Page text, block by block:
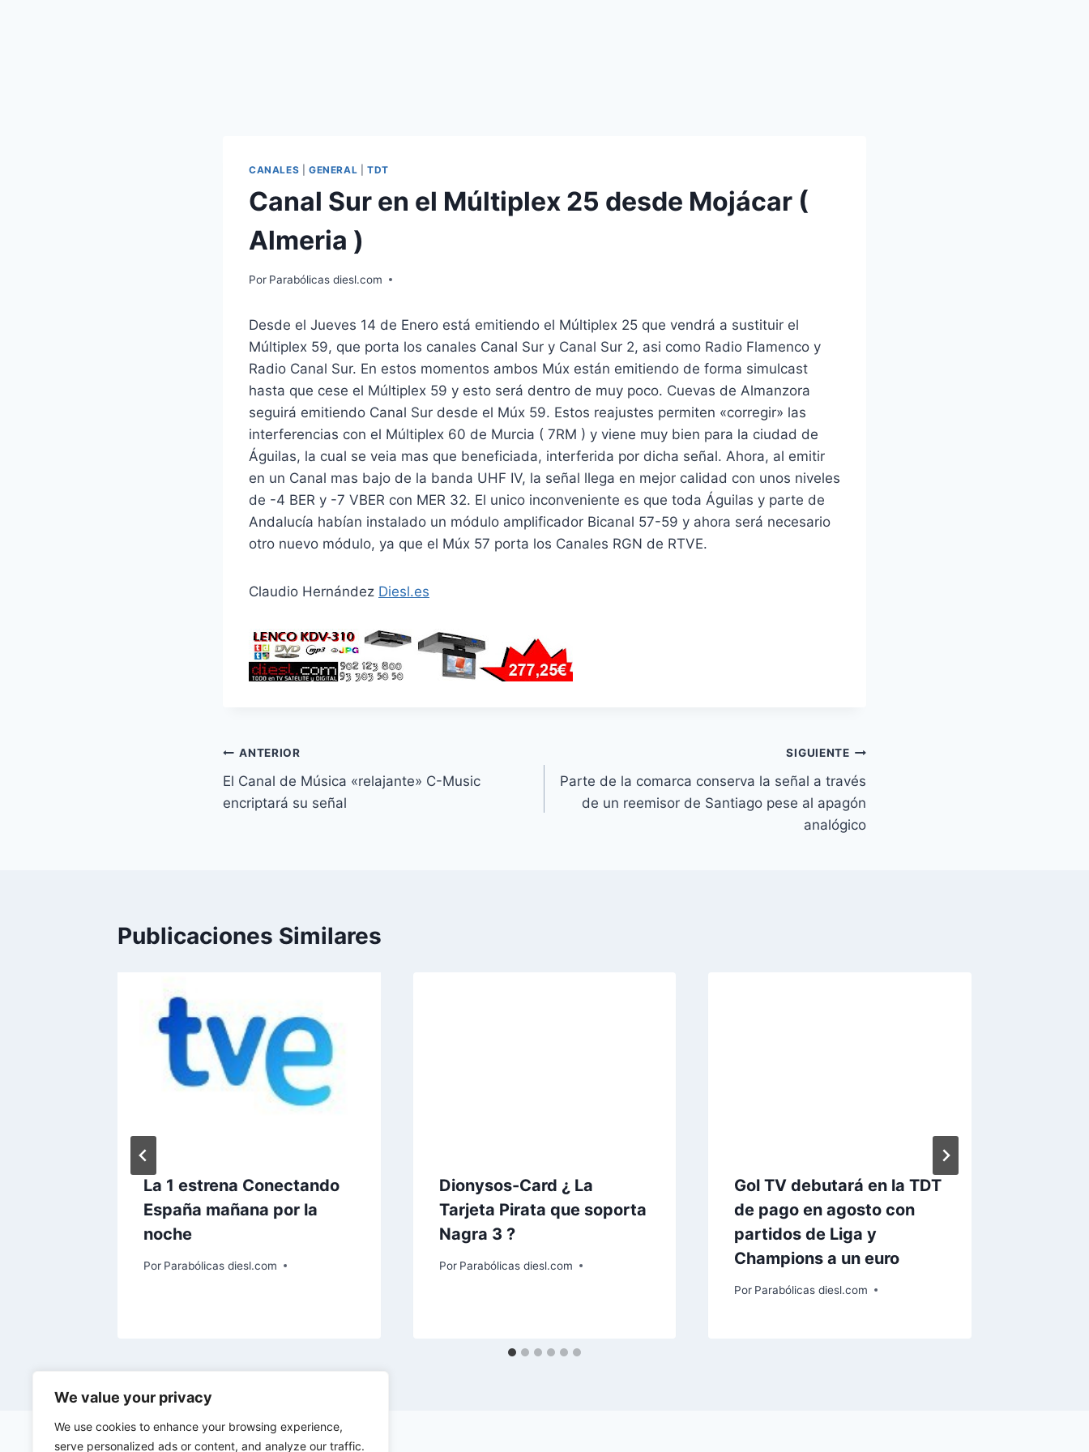
We value your privacy
We use cookies to enhance your browsing experience,
serve personalized ads or content, and analyze our traffic.
CANALES GENERAL TDT
Canal Sur en el Múltiplex 25 desde Mojácar (
Almeria )
Por Parabólicas diesl.com
Desde el Jueves 14 de Enero está emitiendo el Múltiplex 25 que vendrá a sustituir el
Múltiplex 59, que porta los canales Canal Sur y Canal Sur 2, asi como Radio Flamenco y
Radio Canal Sur. En estos momentos ambos Múx están emitiendo de forma simulcast
hasta que cese el Múltiplex 59 y esto será dentro de muy poco. Cuevas de Almanzora
seguirá emitiendo Canal Sur desde el Múx 59. Estos reajustes permiten «corregir» las
interferencias con el Múltiplex 60 de Murcia ( 7RM ) y viene muy bien para la ciudad de
Águilas, la cual se veia mas que beneficiada, interferida por dicha señal. Ahora, al emitir
en un Canal mas bajo de la banda UHF IV, la señal llega en mejor calidad con unos niveles
de -4 BER y -7 VBER con MER 32. El unico inconveniente es que toda Águilas y parte de
Andalucía habían instalado un módulo amplificador Bicanal 57-59 y ahora será necesario
otro nuevo módulo, ya que el Múx 57 porta los Canales RGN de RTVE.
Claudio Hernández Diesl.es
Navegación
de
ANTERIOR
El Canal de Música «relajante» C-Music
encriptará su señal
SIGUIENTE
Parte de la comarca conserva la señal a través
de un reemisor de Santiago pese al apagón
analógico
Publicaciones Similares
La 1 estrena Conectando
España mañana por la
noche
Por Parabólicas diesl.com
Dionysos-Card ¿ La
Tarjeta Pirata que soporta
Nagra 3 ?
Por Parabólicas diesl.com
Gol TV debutará en la TDT
de pago en agosto con
partidos de Liga y
Champions a un euro
Por Parabólicas diesl.com